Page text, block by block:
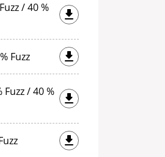
/ 40 %
Fuzz
Fuzz / 40 %